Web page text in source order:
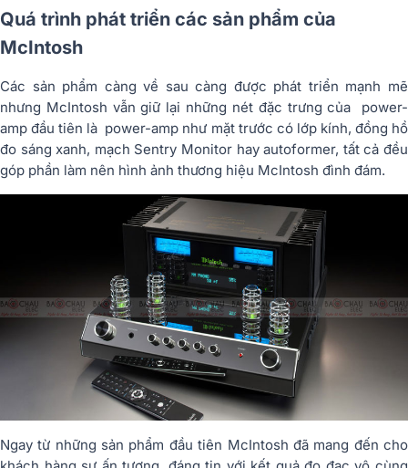
Quá trình phát triển các sản phẩm của
McIntosh
Các sản phẩm càng về sau càng được phát triển mạnh mẽ
nhưng McIntosh vẫn giữ lại những nét đặc trưng của power-
amp đầu tiên là power-amp như mặt trước có lớp kính, đồng hồ
đo sáng xanh, mạch Sentry Monitor hay autoformer, tất cả đều
góp phần làm nên hình ảnh thương hiệu McIntosh đình đám.
Ngay từ những sản phẩm đầu tiên McIntosh đã mang đến cho